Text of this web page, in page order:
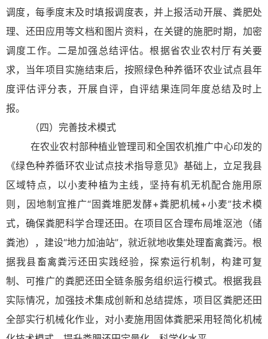
调度，每季度末及时填报调度表，并上报活动开展、粪肥处
理、还田应用等文档和图片资料，在关键的施肥时期，加密
调度工作。二是加强总结评估。根据省农业农村厅有关要
求，当年项目实施结束后，按照绿色种养循环农业试点县年
度评估评分表，开展自评，自评结果连同年度总结及时上
报。
（四）完善技术模式
在农业农村部种植业管理司和全国农机推广中心印发的
《绿色种养循环农业试点技术指导意见》基础上，立足我县
区域特点，以小麦种植为主线，坚持有机无机配合施用原
则，因地制宜推广“固粪堆肥发酵+粪肥机械+小麦”技术模
式，确保粪肥科学合理还田。在项目区合理布局堆沤池（储
粪池），建设“地力加油站”，就近就地收集处理畜禽粪污。根
据我县畜禽粪污还田实践经验，探索运行机制，构建可复
制、可推广的粪肥还田全链条服务组织运行模式。根据我县
实际情况，加强技术集成创新和总结提炼，项目区粪肥还田
全部实行机械化作业，对小麦施用固体粪肥采用轻简化机械